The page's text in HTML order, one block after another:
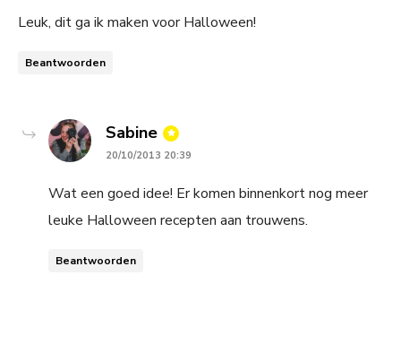
Leuk, dit ga ik maken voor Halloween!
Beantwoorden
Sabine says:
20/10/2013 20:39
Wat een goed idee! Er komen binnenkort nog meer
leuke Halloween recepten aan trouwens.
Beantwoorden